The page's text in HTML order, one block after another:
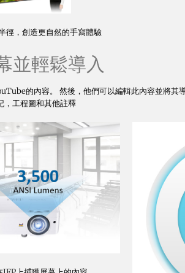
徑，創造更自然的手寫體驗
並輕鬆導入
的內容。 然後，他們可以編輯此內容並將其
，工程圖和其他註釋